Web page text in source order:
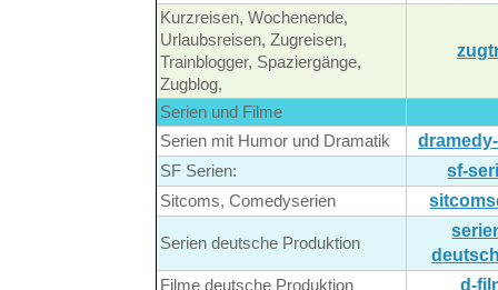
Kurzreisen, Wochenende,
Urlaubsreisen, Zugreisen,
Trainblogger, Spaziergänge,
Zugblog,
Serien und Filme
Serien mit Humor und Dramatik
SF Serien: sf-
Sitcoms, Comedyserien
Serien deutsche Produktion
Filme deutsche Produktion d-